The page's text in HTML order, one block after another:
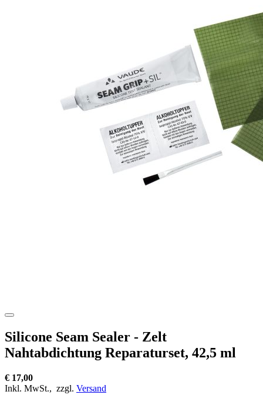
Silicone Seam Sealer - Zelt
Nahtabdichtung Reparaturset, 42,5 ml
€ 17,00
Inkl. MwSt., zzgl. Versand